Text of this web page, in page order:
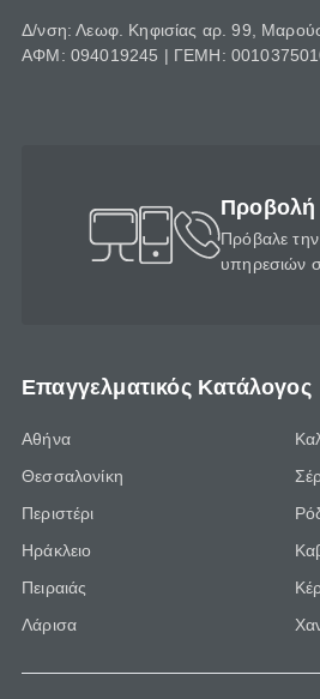
Δ/νση: Λεωφ. Κηφισίας αρ. 99,
ΑΦΜ: 094019245 | ΓΕΜΗ:
Προβολή
Πρόβαλε
υπηρεσιών
Επαγγελματικός Κατάλογος
Αθήνα
Θεσσαλονίκη
Περιστέρι
Ηράκλειο
Πειραιάς
Λάρισα